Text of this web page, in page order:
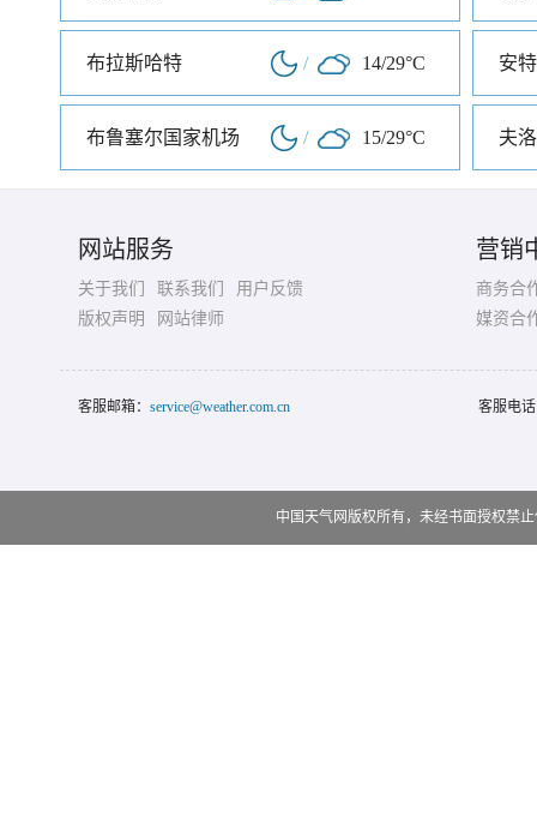
布拉斯哈特 / 14/29°C 安
布鲁塞尔国家机场 / 15/29°C 夫
网站服务
关于我们 联系我们
用户反馈
版权声明
网站律师
营销
商务合
媒资合
客服邮箱： service@weather.com.cn 客服电
中国天气网版权所有，未经书面授权